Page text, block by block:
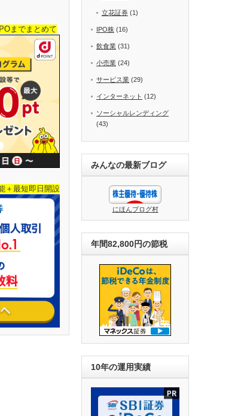
までまとめて
＋最短即日開設
立花証券 (1)
IPO株 (16)
飲食業 (31)
小売業 (24)
サービス業 (29)
インターネット (12)
ソーシャルレンディング
(43)
みんなの最新ブログ
にほんブログ村
年間82,800円の節税
10年の運用実績